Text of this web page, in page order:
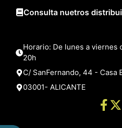
Consulta nuetros
Horario: De lunes a viernes
20h
C/ SanFernando, 44 - Casa
03001- ALICANTE